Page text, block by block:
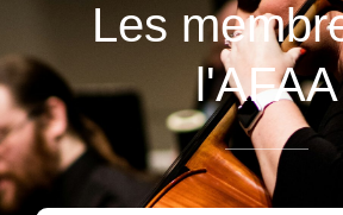
Les
l'AFAA